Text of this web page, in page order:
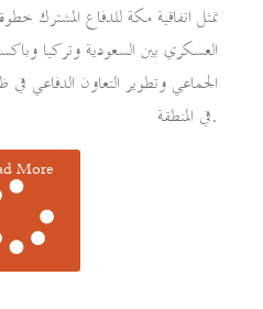
تمثل اتفاقية مكة للدفاع المشترك
العسكري بين السعودية وتركيا
الجماعي وتطوير التعاون الدفاعي في
في المنطقة.
More